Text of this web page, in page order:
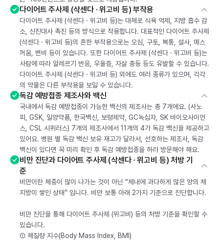
다이어트 주사제 (삭센다 · 위고비 등) 부작용
다이어트 주사제 (삭센다 · 위고비 등)는 대체로 식욕 억제, 지방 흡수 감
소, 신진대사 촉진 등의 방식으로 작용합니다. 대표적인 다이어트 주사제
(삭센다 · 위고비 등)의 흔한 부작용으로는 오심, 구토, 복통, 설사, 메스
꺼움, 변비 등이 있습니다. 또한 다이어트 주사제 (삭센다 · 위고비 등)는
사람에 따라 알레르기 반응, 우울증, 자살 충동 등도 유발할 수 있습니다.
다이어트 주사제 (삭센다 · 위고비 등) 외에도 여러 종류가 있으며, 각각
의 약물은 다른 부작용을 보일 수 있습니다.
독감 예방접종 제조사와 백신
국내에서 독감 예방접종이 가능한 백신의 제조사는 총 7개에요. (사노
피, GSK, 일양약품, 한국백신, 보령제약, GC녹십자, SK 바이오사이언
스, CSL 시퀴러스) 7개의 제조사에서 11개의 4가 독감 백신을 제공하고
있어요. 병원 별 독감 백신 보유 재고가 달라서, 선호하는 제조사, 독감
백신이 있다면 꼭 미리 확인 후 독감 예방접종을 하러 방문해야 해요.
비만 진단과 다이어트 주사제 (삭센다 · 위고비 등) 처방 기
준
비만이란 체중이 많이 나가는 것이 아닌 “체내에 과다하게 많은 양의 체
지방이 쌓인 상태” 입니다. 비만 보통 아래 2가지 기준으로 진단합니다.
비만 진단을 통해 다이어트 주사제 (위고비) 등의 처방 기준을 확인할 수
있습니다.
① 체질량 지수(Body Mass Index, BMI)